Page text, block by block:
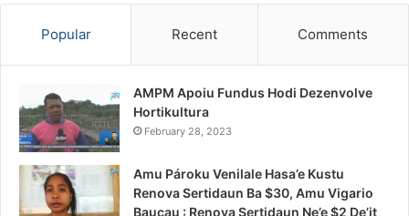
Popular Recent Comments
AMPM Apoiu Fundus Hodi Dezenvolve
Hortikultura
February 28, 2023
Amu Pároku Venilale Hasa’e Kustu
Renova Sertidaun Ba $30, Amu Vigario
Baucau : Renova Sertidaun Ne’e $2 De’it